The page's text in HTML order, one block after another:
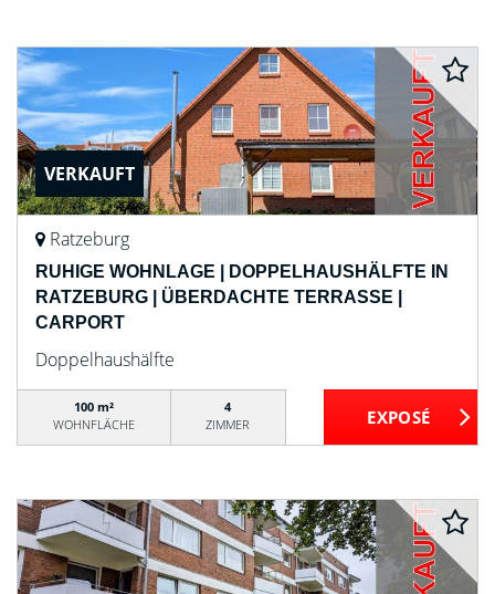
VERKAUFT
Ratzeburg
RUHIGE WOHNLAGE | DOPPELHAUSHÄLFTE IN
RATZEBURG | ÜBERDACHTE TERRASSE |
CARPORT
Doppelhaushälfte
100 m²
WOHNFLÄCHE
4
ZIMMER